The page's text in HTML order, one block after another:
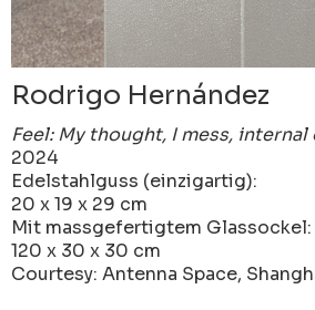
Rodrigo Hernández
Feel: My thought, I mess,
2024
Edelstahlguss (einzigartig):
20 x 19 x 29 cm
Mit massgefertigtem Glassockel:
120 x 30 x 30 cm
Courtesy: Antenna Space,